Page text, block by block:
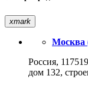
xmark
Москва
Россия,
дом 132,